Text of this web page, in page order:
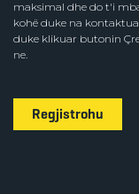
maksimal dhe do t'i
kohë duke na
duke klikuar butonin
ne.
Regjistrohu